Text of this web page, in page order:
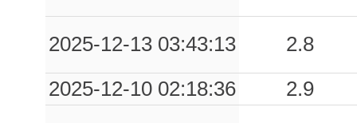
2025-12-13 03:43:13
2.8
2025-12-10 02:18:36
2.9